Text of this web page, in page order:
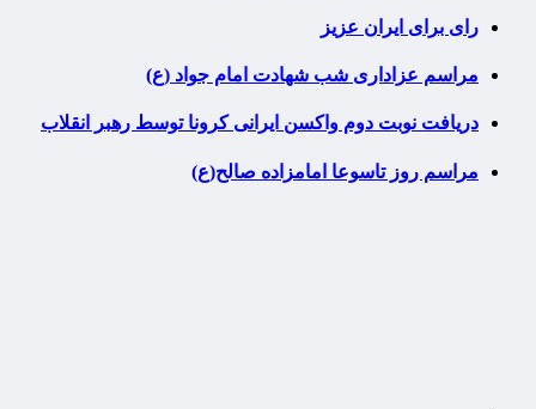
رای برای ایران عزیز
مراسم عزاداری شب شهادت امام جواد (ع)
دریافت نوبت دوم واکسن ایرانی کرونا توسط رهبر انقلاب
مراسم روز تاسوعا امامزاده صالح(ع)